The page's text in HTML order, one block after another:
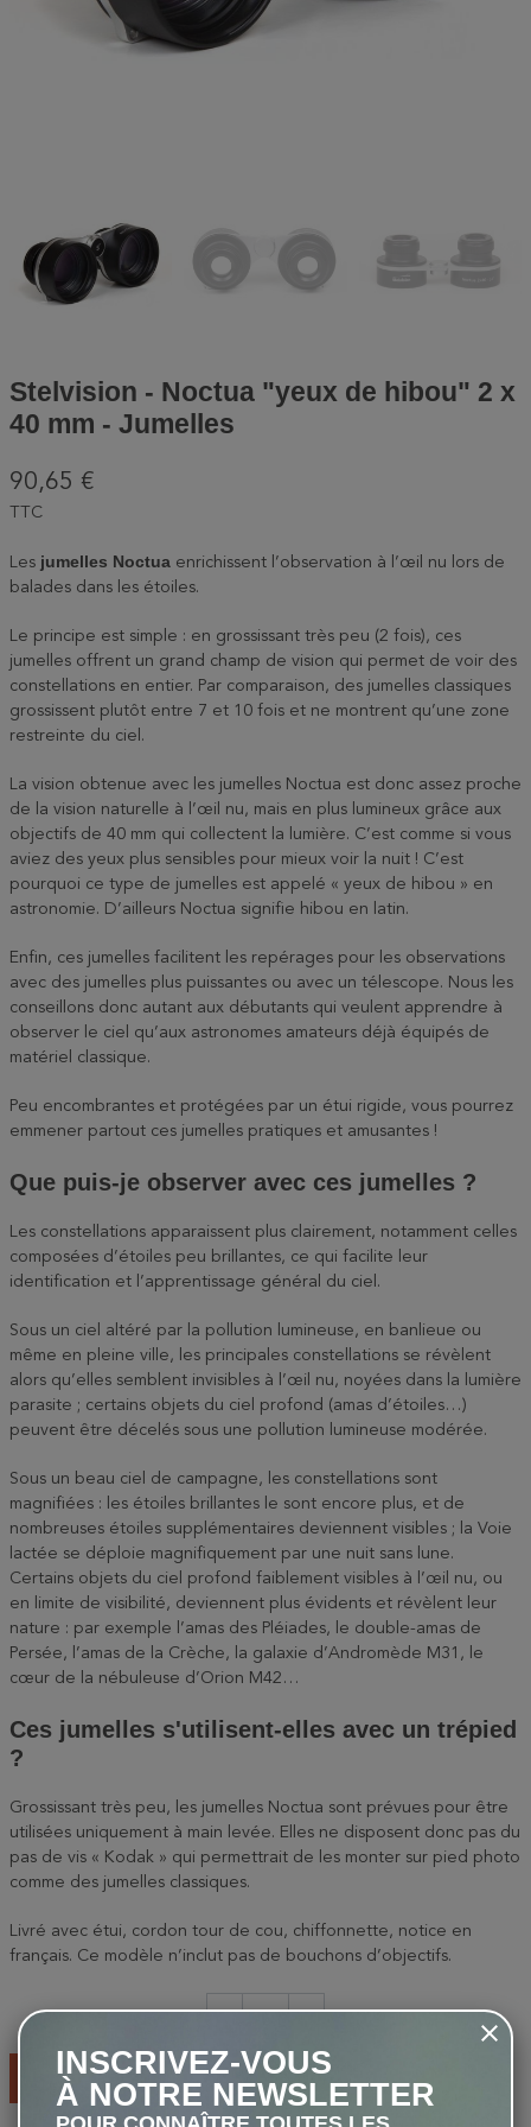
Stelvision - Noctua "yeux de hibou" 2 x
40 mm - Jumelles
90,65 €
TTC
Les jumelles Noctua enrichissent l’observation à l’œil nu lors de
balades dans les étoiles.
Le principe est simple : en grossissant très peu (2 fois), ces
jumelles offrent un grand champ de vision qui permet de voir des
constellations en entier. Par comparaison, des jumelles classiques
grossissent plutôt entre 7 et 10 fois et ne montrent qu’une zone
restreinte du ciel.
La vision obtenue avec les jumelles Noctua est donc assez proche
de la vision naturelle à l’œil nu, mais en plus lumineux grâce aux
objectifs de 40 mm qui collectent la lumière. C’est comme si vous
aviez des yeux plus sensibles pour mieux voir la nuit ! C’est
pourquoi ce type de jumelles est appelé « yeux de hibou » en
astronomie. D’ailleurs Noctua signifie hibou en latin.
Enfin, ces jumelles facilitent les repérages pour les observations
avec des jumelles plus puissantes ou avec un télescope. Nous les
conseillons donc autant aux débutants qui veulent apprendre à
observer le ciel qu’aux astronomes amateurs déjà équipés de
matériel classique.
Peu encombrantes et protégées par un étui rigide, vous pourrez
emmener partout ces jumelles pratiques et amusantes !
Que puis-je observer avec ces jumelles ?
Les constellations apparaissent plus clairement, notamment celles
composées d’étoiles peu brillantes, ce qui facilite leur
identification et l’apprentissage général du ciel.
Sous un ciel altéré par la pollution lumineuse, en banlieue ou
même en pleine ville, les principales constellations se révèlent
alors qu’elles semblent invisibles à l’œil nu, noyées dans la lumière
parasite ; certains objets du ciel profond (amas d’étoiles…)
peuvent être décelés sous une pollution lumineuse modérée.
Sous un beau ciel de campagne, les constellations sont
magnifiées : les étoiles brillantes le sont encore plus, et de
nombreuses étoiles supplémentaires deviennent visibles ; la Voie
lactée se déploie magnifiquement par une nuit sans lune.
Certains objets du ciel profond faiblement visibles à l’œil nu, ou
en limite de visibilité, deviennent plus évidents et révèlent leur
nature : par exemple l’amas des Pléiades, le double-amas de
Persée, l’amas de la Crèche, la galaxie d’Andromède M31, le
cœur de la nébuleuse d’Orion M42…
Ces jumelles s'utilisent-elles avec un trépied
?
Grossissant très peu, les jumelles Noctua sont prévues pour être
utilisées uniquement à main levée. Elles ne disposent donc pas du
pas de vis « Kodak » qui permettrait de les monter sur pied photo
comme des jumelles classiques.
Livré avec étui, cordon tour de cou, chiffonnette, notice en
français. Ce modèle n’inclut pas de bouchons d’objectifs.
- +
AJOUTER AU PANIER
INSCRIVEZ-VOUS
À NOTRE NEWSLETTER